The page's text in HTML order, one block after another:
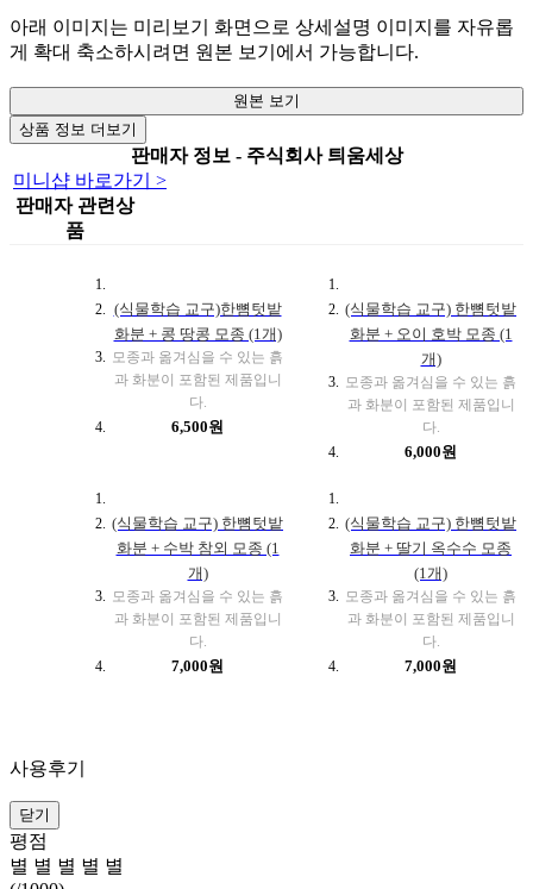
아래 이미지는 미리보기 화면으로 상세설명 이미지를 자유롭
게 확대 축소하시려면 원본 보기에서 가능합니다.
원본 보기
상품 정보 더보기
판매자 정보 - 주식회사 틔움세상
미니샵 바로가기 >
판매자 관련상
품
(식물학습 교구)한뼘텃밭
화분 + 콩 땅콩 모종 (1개)
모종과 옮겨심을 수 있는 흙
과 화분이 포함된 제품입니
다.
6,500원
(식물학습 교구) 한뼘텃밭
화분 + 오이 호박 모종 (1
개)
모종과 옮겨심을 수 있는 흙
과 화분이 포함된 제품입니
다.
6,000원
(식물학습 교구) 한뼘텃밭
화분 + 수박 참외 모종 (1
개)
모종과 옮겨심을 수 있는 흙
과 화분이 포함된 제품입니
다.
7,000원
(식물학습 교구) 한뼘텃밭
화분 + 딸기 옥수수 모종
(1개)
모종과 옮겨심을 수 있는 흙
과 화분이 포함된 제품입니
다.
7,000원
사용후기
닫기
평점
별 별 별 별 별